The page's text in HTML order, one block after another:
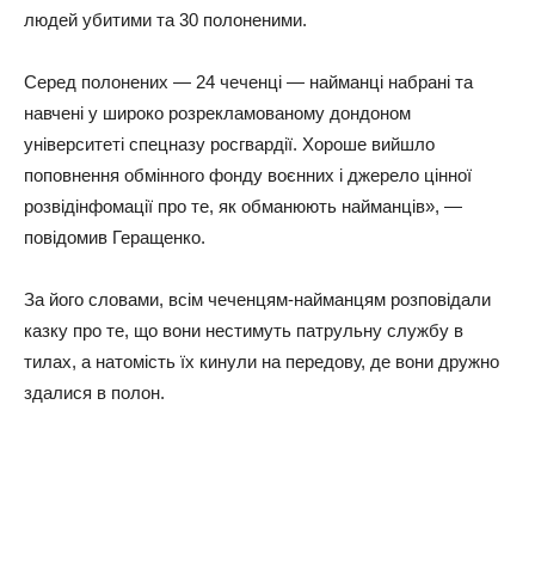
людей убитими та 30 полоненими.
Серед полонених — 24 чеченці — найманці набрані та
навчені у широко розрекламованому дондоном
університеті спецназу росгвардії. Хороше вийшло
поповнення обмінного фонду воєнних і джерело цінної
розвідінфомації про те, як обманюють найманців», —
повідомив Геращенко.
За його словами, всім чеченцям-найманцям розповідали
казку про те, що вони нестимуть патрульну службу в
тилах, а натомість їх кинули на передову, де вони дружно
здалися в полон.